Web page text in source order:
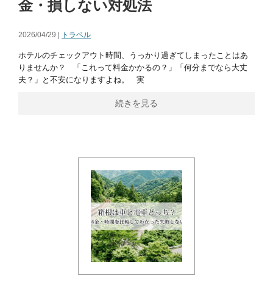
金・損しない対処法
2026/04/29 | トラベル
ホテルのチェックアウト時間、うっかり過ぎてしまったことはあ
りませんか？ 「これって料金かかるの？」「何分までなら大丈
夫？」と不安になりますよね。 実
続きを見る